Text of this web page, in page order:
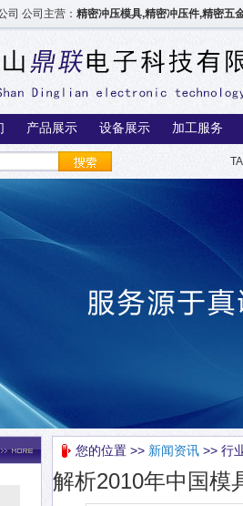
司 公司主营： 精密冲压模具,精密冲压件,精密五
产品展示 设备展示 加工服务
您的位置 >> 新闻资讯 >> 行
解析2010年中国模